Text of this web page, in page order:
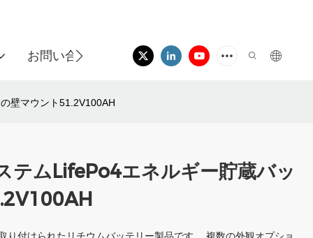
お問い合わせ
壁マウント51.2V100AH
テムLifePo4エネルギー貯蔵バッ